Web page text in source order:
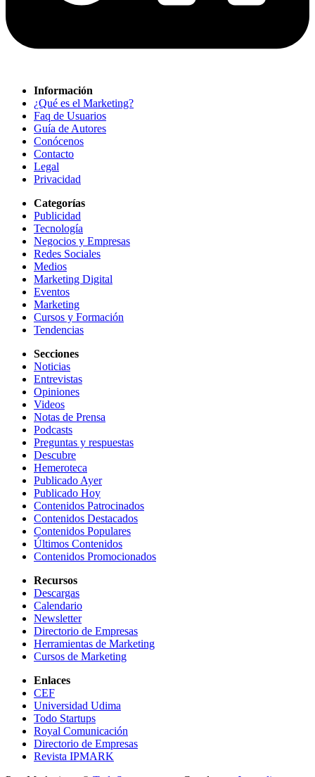
Información
¿Qué es el Marketing?
Faq de Usuarios
Guía de Autores
Conócenos
Contacto
Legal
Privacidad
Categorías
Publicidad
Tecnología
Negocios y Empresas
Redes Sociales
Medios
Marketing Digital
Eventos
Marketing
Cursos y Formación
Tendencias
Secciones
Noticias
Entrevistas
Opiniones
Videos
Notas de Prensa
Podcasts
Preguntas y respuestas
Descubre
Hemeroteca
Publicado Ayer
Publicado Hoy
Contenidos Patrocinados
Contenidos Destacados
Contenidos Populares
Últimos Contenidos
Contenidos Promocionados
Recursos
Descargas
Calendario
Newsletter
Directorio de Empresas
Herramientas de Marketing
Cursos de Marketing
Enlaces
CEF
Universidad Udima
Todo Startups
Royal Comunicación
Directorio de Empresas
Revista IPMARK